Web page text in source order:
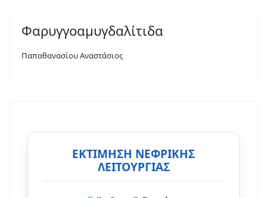
Φαρυγγοαμυγδαλίτιδα
Παπαθανασίου Αναστάσιος
ΕΚΤΙΜΗΣΗ ΝΕΦΡΙΚΗΣ
ΛΕΙΤΟΥΡΓΙΑΣ